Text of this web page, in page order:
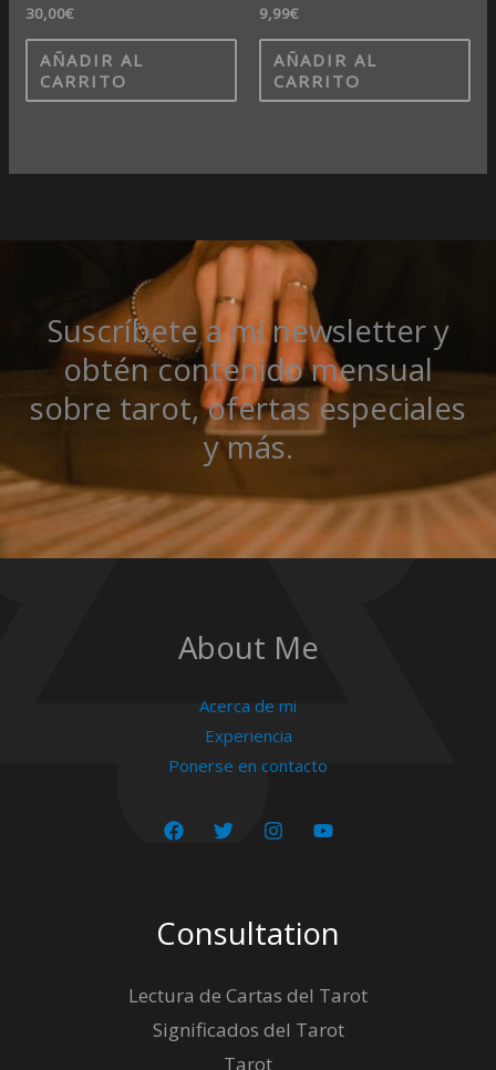
30,00€
AÑADIR AL
CARRITO
9,99€
AÑADIR AL
CARRITO
Suscríbete a mi newsletter y
obtén contenido mensual
sobre tarot, ofertas especiales
y más.
About Me
Acerca de mi
Experiencia
Ponerse en contacto
Consultation
Lectura de Cartas del Tarot
Significados del Tarot
Tarot